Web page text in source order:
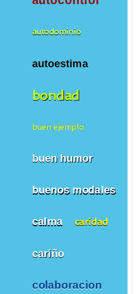
autodominio
autoestima
bondad
buen ejemplo
buen humor
buenos modales
calma caridad
cariño
colaboracion